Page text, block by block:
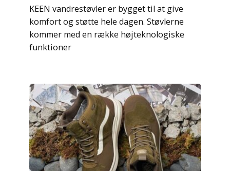
KEEN vandrestøvler er bygget til at give
komfort og støtte hele dagen. Støvlerne
kommer med en række højteknologiske
funktioner